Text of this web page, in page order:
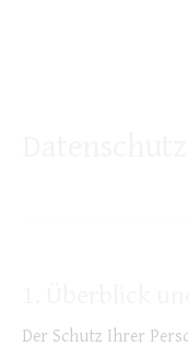
Der Schutz Ihrer